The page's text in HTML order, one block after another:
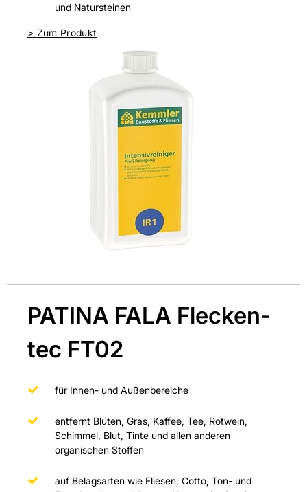
und Natursteinen
> Zum Produkt
PATINA FALA Flecken-
tec FT02
für Innen- und Außenbereiche
entfernt Blüten, Gras, Kaffee, Tee, Rotwein,
Schimmel, Blut, Tinte und allen anderen
organischen Stoffen
auf Belagsarten wie Fliesen, Cotto, Ton- und